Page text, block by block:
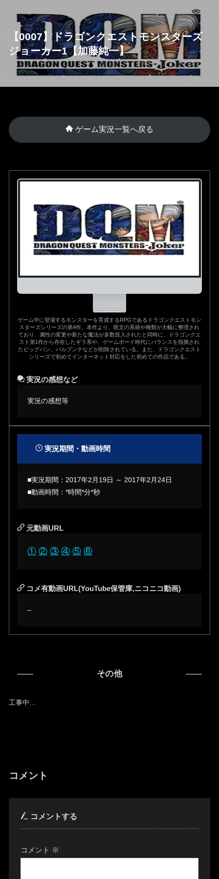
【0007】ドラゴンクエストモンスターズ
ジョーカー1【加藤純一】
ゲーム実況一覧へ戻る
ゲーム中に登場するモンスターを育成するRPGであるドラゴンクエストモン
スターズシリーズの第4作。本作より、呪文の系統や種類が大幅に整理され
ており、属性の変更や新たな魔法が多数投入されたと同時に、ドラゴンクエ
スト第1作から存在したギラ系や、ゲームボーイ時代にバランスを指摘され
たビッグバン、パルプンテなどが削除されている。また、ドラゴンクエスト
シリーズで初めてインターネット対応をした初めての作品である。
実況の感想など
実況の感想等
実況期間・動画時間
■実況期間：2017年2月19日 ～ 2017年2月24日
■動画時間：*時間*分*秒
元動画URL
① ② ③ ④ ⑤ ⑥
コメ有動画URL(YouTube保管庫,ニコニコ動画)
–
その他
工事中…
コメント
コメントする
コメント ※